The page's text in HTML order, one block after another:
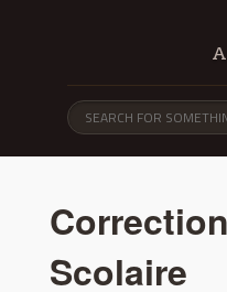
Scolaire